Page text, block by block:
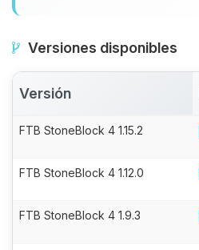
Versiones disponibles
Versión
FTB StoneBlock 4 1.15.2
FTB StoneBlock 4 1.12.0
FTB StoneBlock 4 1.9.3